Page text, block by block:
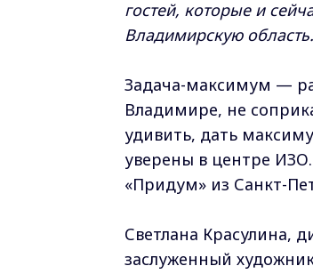
гостей, которые и
Владимирскую область.
Задача-максимум —
Владимире, не
удивить, дать
уверены в центре
«Придум» из Санкт-
Светлана Красулина,
заслуженный